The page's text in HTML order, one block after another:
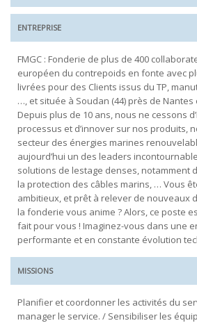
ENTREPRISE
FMGC : Fonderie de plus de 400
européen du contrepoids en fonte avec
livrées pour des Clients issus du TP,
…, et située à Soudan (44) près de Nantes
Depuis plus de 10 ans, nous ne cessons
processus et d’innover sur nos produits,
secteur des énergies marines
aujourd’hui un des leaders
solutions de lestage denses, notamment
la protection des câbles marins, … Vous
ambitieux, et prêt à relever de nouveaux
la fonderie vous anime ? Alors, ce poste
fait pour vous ! Imaginez-vous dans une
performante et en constante évolution
MISSIONS
Planifier et coordonner les activités du
manager le service. / Sensibiliser les